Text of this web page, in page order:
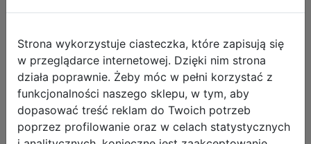
67,99 zł
DO KOSZYKA
Strona wykorzystuje ciasteczka, które zapisują się
w przeglądarce internetowej. Dzięki nim strona
działa poprawnie. Żeby móc w pełni korzystać z
funkcjonalności naszego sklepu, w tym, aby
dopasować treść reklam do Twoich potrzeb
poprzez profilowanie oraz w celach statystycznych